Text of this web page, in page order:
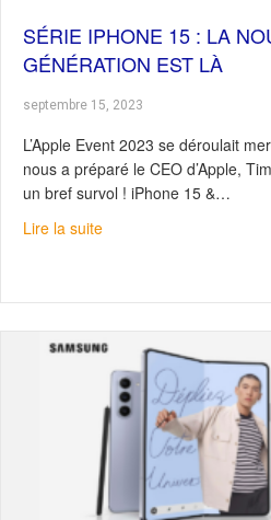
SÉRIE IPHONE 15 : LA
GÉNÉRATION EST LÀ
septembre 15, 2023
L’Apple Event 2023 se déroulait
nous a préparé le CEO d’Apple,
un bref survol ! iPhone 15 &…
Lire la suiteabout Série iPhone 15 :